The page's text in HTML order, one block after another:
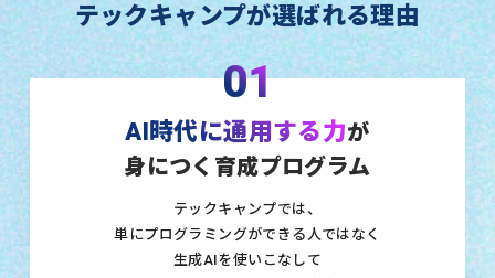
テックキャンプが選ばれる理由
01
AI時代に通用する力が
身につく育成プログラム
テックキャンプでは、
単にプログラミングができる人ではなく
生成AIを使いこなして